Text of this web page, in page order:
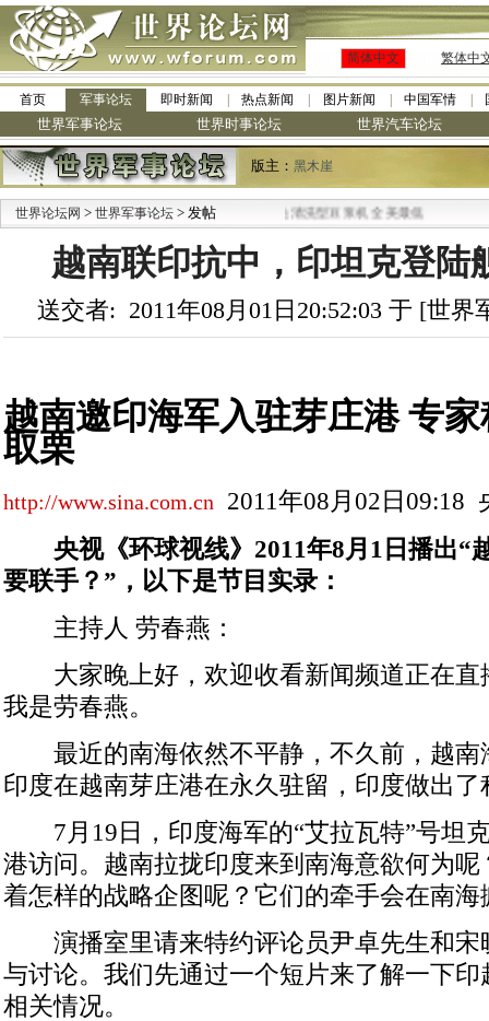
简体中文 繁体中
首页 军事论坛 即时新闻 热点新闻 图片新闻 中国军情
世界军事论坛 世界时事论坛 世界汽车论坛
版主： 黑木崖
世界论坛网 > 世界军事论坛 > 发帖
·九阳全新免清洗型豆浆机 全美最低
越南联印抗中，印坦克登陆
送交者: 2011年08月01日20:52:03 于 [世
越南邀印海军入驻芽庄港 专
取栗
http://www.sina.com.cn 2011年08月02日09:18
央视《环球视线》2011年8月1日播出“
要联手？”，以下是节目实录：
主持人 劳春燕：
大家晚上好，欢迎收看新闻频道正在直
我是劳春燕。
最近的南海依然不平静，不久前，越南
印度在越南芽庄港在永久驻留，印度做出了
7月19日，印度海军的“艾拉瓦特”号坦
港访问。越南拉拢印度来到南海意欲何为
着怎样的战略企图呢？它们的牵手会在南
演播室里请来特约评论员尹卓先生和宋
与讨论。我们先通过一个短片来了解一下
相关情况。